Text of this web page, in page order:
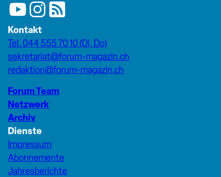
Kontakt
Tel. 044 555 70 10 (Di, Do)
sekretariat@forum-magazin.ch
redaktion@forum-magazin.ch
Forum Team
Netzwerk
Archiv
Dienste
Impressum
Abonnemente
Jahresberichte